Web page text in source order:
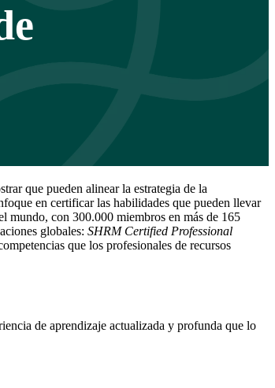
que pueden alinear la estrategia de la
en certificar las habilidades que pueden llevar
mundo, con 300.000 miembros en más de 165
globales: SHRM Certified Professional
que los profesionales de recursos
de aprendizaje actualizada y profunda que lo